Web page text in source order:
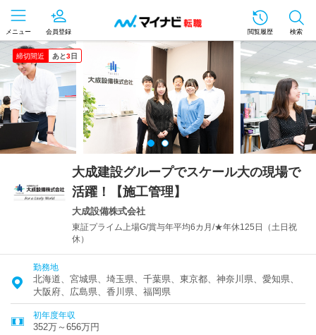
メニュー 会員登録 閲覧履歴 検索
締切間近 あと3日
大成建設グループでスケール大の現場で
活躍！【施工管理】
大成設備株式会社
東証プライム上場G/賞与年平均6カ月/★年休125日（土日祝
休）
勤務地
北海道、宮城県、埼玉県、千葉県、東京都、神奈川県、愛知県、
大阪府、広島県、香川県、福岡県
初年度年収
352万～656万円